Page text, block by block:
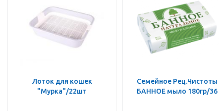
Лоток для кошек
"Мурка"/22шт
Семейное Рец.Чистоты
БАННОЕ мыло 180гр/36